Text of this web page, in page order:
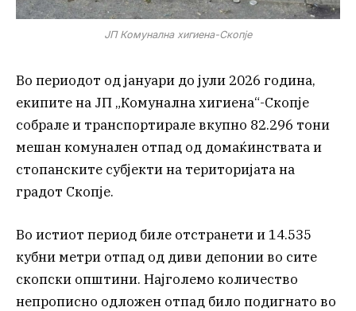
ЈП Комунална хигиена-Скопје
Во периодот од јануари до јули 2026 година,
екипите на ЈП „Комунална хигиена“-Скопје
собрале и транспортирале вкупно 82.296 тони
мешан комунален отпад од домаќинствата и
стопанските субјекти на територијата на
градот Скопје.
Во истиот период биле отстранети и 14.535
кубни метри отпад од диви депонии во сите
скопски општини. Најголемо количество
непрописно одложен отпад било подигнато во